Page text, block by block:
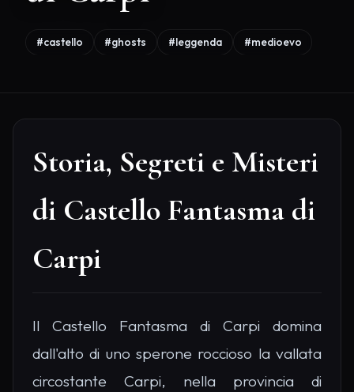
#castello #ghosts #leggenda #medioevo
Storia, Segreti e Misteri
di Castello Fantasma di
Carpi
Il Castello Fantasma di Carpi domina
dall'alto di uno sperone roccioso la vallata
circostante Carpi, nella provincia di